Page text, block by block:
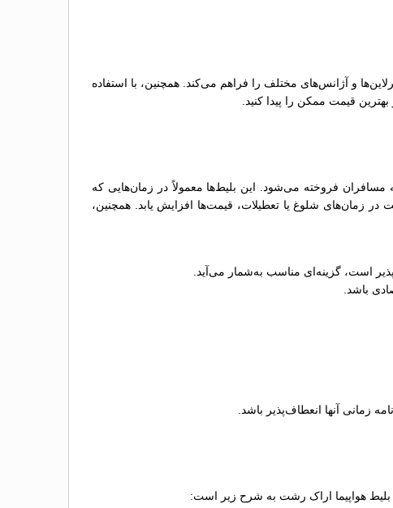
و آژانس‌های مختلف را فراهم می‌کند. همچنین، با استفاده
قیمت ممکن را پیدا کنید.
فروخته می‌شود. این بلیط‌ها معمولاً در زمان‌هایی که
زمان‌های شلوغ یا تعطیلات، قیمت‌ها افزایش یابد. همچنین،
است، گزینه‌ای مناسب به‌شمار می‌آید.
باشد.
زمانی آنها انعطاف‌پذیر باشد.
بلیط هواپیما اراک رشت به شرح زیر است: